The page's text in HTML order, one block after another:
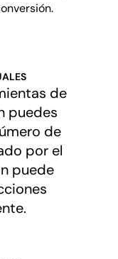
de
puedes
de
por el
puede